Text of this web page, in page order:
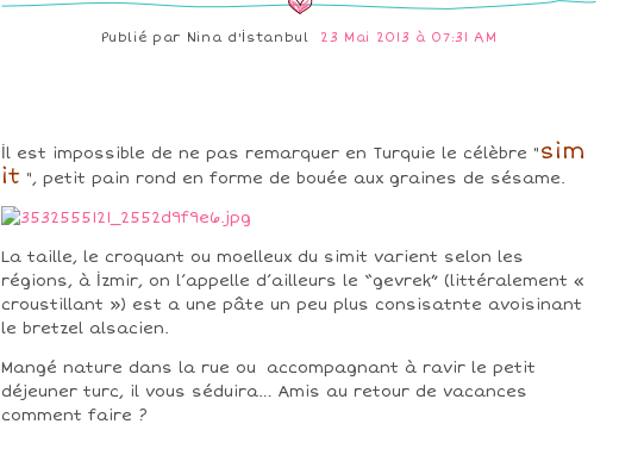
Publié par Nina d'İstanbul 23 Mai 2013 à 07:31 AM
İl est impossible de ne pas remarquer en Turquie le célèbre "sim
it ", petit pain rond en forme de bouée aux graines de sésame.
La taille, le croquant ou moelleux du simit varient selon les
régions, à İzmir, on l’appelle d’ailleurs le “gevrek” (littéralement «
croustillant ») est a une pâte un peu plus consisatnte avoisinant
le bretzel alsacien.
Mangé nature dans la rue ou
accompagnant à ravir le petit
déjeuner turc, il vous séduira… Amis au retour de vacances
comment faire ?